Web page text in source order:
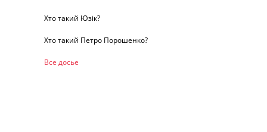
Хто такий Юзік?
Хто такий Петро Порошенко?
Все досье